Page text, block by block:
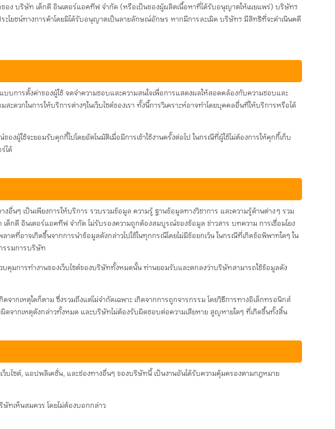
บริษัท เด็กดี อินเตอร์แอคทีฟ จำกัด (หรือเป็นของผู้ผลิตเนื้อหาที่ได้รับอนุญาตให้เผยแพร่) บริษัทฯ
โยชน์ทางการค้าโดยมิได้รับอนุญาตเป็นลายลักษณ์อักษร หากมีการละเมิด บริษัทฯ มีสิทธิที่จะดำเนินคดี
บการตั้งค่าของผู้ใช้ จดจำความชอบและความสนใจเพื่อการแสดงผลให้สอดคล้องกับความชอบและ
ะดวกในการให้บริการต่างๆในเว็บไซต์ของเรา ทั้งนี้การวิเคราะห์อาจทำโดยบุคคลอื่นที่ให้บริการหรือได้
งผู้ใช้จะยอมรับคุกกี้ไปโดยอัตโนมัติเมื่อมีการเข้าใช้งานครั้งต่อไป ในกรณีที่ผู้ใช้ไม่ต้องการให้คุกกี้เก็บ
ได้
นๆ เป็นเพียงการให้บริการ รวบรวมข้อมูล ความรู้ ฐานข้อมูลทางวิชาการ และความรู้ด้านต่าง ๆ รวม
กดี อินเตอร์แอคทีฟ จำกัด ไม่รับรองความถูกต้องสมบูรณ์ของข้อมูล ข่าวสาร บทความ การเชื่อมโยง
ที่อาจเกิดขึ้นจากการนําข้อมูลดังกล่าวไปใช้ในทุกกรณีโดยไม่มีข้อยกเว้น ในกรณีที่เกิดข้อพิพาทใดๆ ใน
รรมการบริษัท
มการทํางานของเว็บไซต์ของบริษัททั้งหมดนั้น ท่านยอมรับและตกลงว่าบริษัทสามารถใช้ข้อมูลดัง
เหตุใดก็ตาม ซึ่งรวมถึงแต่ไม่จํากัดเฉพาะ เกิดจากการถูกจารกรรม โดยวิธีการทางอิเล็กทรอนิกส์
จากเหตุดังกล่าวทั้งหมด และบริษัทไม่ต้องรับผิดชอบต่อความเสียหาย สูญหายใดๆ ที่เกิดขึ้นทั้งสิ้น
บไซต์, แอปพลิเคชั่น, และช่องทางอื่นๆ ของบริษัทนี้ เป็นงานอันได้รับความคุ้มครองตามกฎหมาย
ทเห็นสมควร โดยไม่ต้องบอกกล่าว